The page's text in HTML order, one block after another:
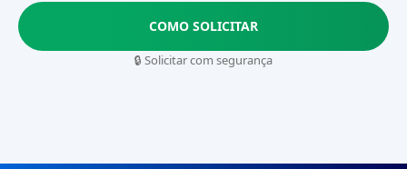
COMO SOLICITAR
🔒 Solicitar com segurança